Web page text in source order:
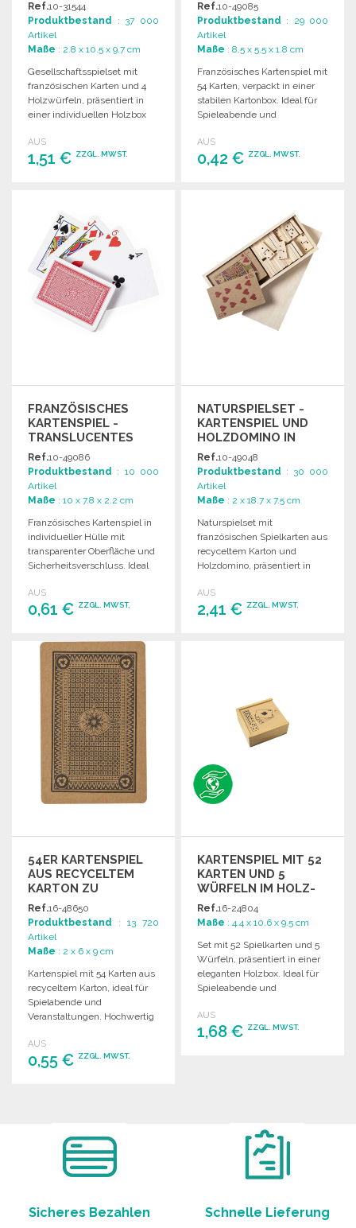
Ref.10-31544
Produktbestand : 37 000
Artikel
Maße : 2.8 x 10.5 x 9.7 cm
Gesellschaftsspielset mit
französischen Karten und 4
Holzwürfeln, präsentiert in
einer individuellen Holzbox
AUS
1,51 € ZZGL. MWST.
Angebot anfordern
Ref.10-49085
Produktbestand : 29 000
Artikel
Maße : 8.5 x 5.5 x 1.8 cm
Französisches Kartenspiel mit
54 Karten, verpackt in einer
stabilen Kartonbox. Ideal für
Spieleabende und
AUS
0,42 € ZZGL. MWST.
Angebot anfordern
FRANZÖSISCHES
KARTENSPIEL -
TRANSLUCENTES
ETUI
Ref.10-49086
Produktbestand : 10 000
Artikel
Maße : 10 x 7.8 x 2.2 cm
Französisches Kartenspiel in
individueller Hülle mit
transparenter Oberfläche und
Sicherheitsverschluss. Ideal
AUS
0,61 € ZZGL. MWST.
BESTELLEN
Angebot anfordern
NATURSPIELSET -
KARTENSPIEL UND
HOLZDOMINO IN
HOLZKOFFER
Ref.10-49048
Produktbestand : 30 000
Artikel
Maße : 2 x 18.7 x 7.5 cm
Naturspielset mit
französischen Spielkarten aus
recyceltem Karton und
Holzdomino, präsentiert in
und Schiebedeckel.
AUS
2,41 € ZZGL. MWST.
54ER KARTENSPIEL
AUS RECYCELTEM
KARTON ZU
GROSSHANDELSPREISEN
Ref.16-48650
Produktbestand : 13 720
Artikel
Maße : 2 x 6 x 9 cm
Kartenspiel mit 54 Karten aus
recyceltem Karton, ideal für
Spielabende und
Veranstaltungen. Hochwertig
AUS
0,55 € ZZGL. MWST.
KARTENSPIEL MIT 52
KARTEN UND 5
WÜRFELN IM HOLZ-
ETUI
Ref.16-24804
Maße : 4.4 x 10.6 x 9.5 cm
Set mit 52 Spielkarten und 5
Würfeln, präsentiert in einer
eleganten Holzbox. Ideal für
Spieleabende und
AUS
1,68 € ZZGL. MWST.
Sicheres Bezahlen Schnelle Lieferung